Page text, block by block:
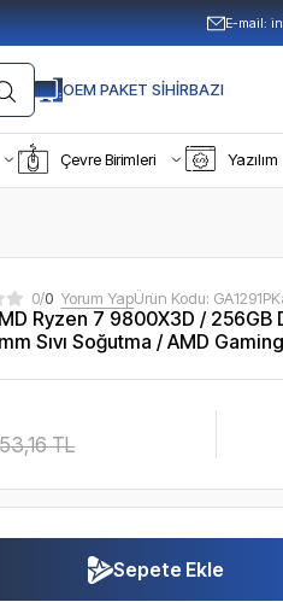
E-mail:
OEM PAKET SIHIRBAZI
Çevre Birimleri Yazılım
0/0 Yorum YapÜrün Kodu: GA1291P
Ryzen 7 9800X3D /
Sıvı Soğutma / AMD
TL
Sepete Ekle